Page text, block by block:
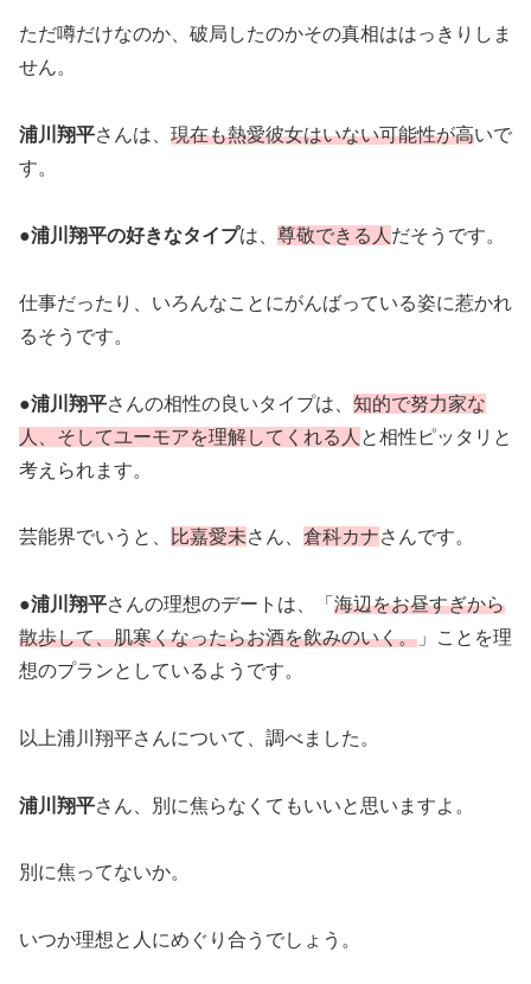
ただ噂だけなのか、破局したのかその真相ははっきりしま
せん。
浦川翔平さんは、 現在も熱愛彼女はいない可能性が高いで
す。
●浦川翔平の好きなタイプは、 尊敬できる人 だそうです。
仕事だったり、いろんなことにがんばっている姿に惹かれ
るそうです。
●浦川翔平さんの相性の良いタイプは、 知的で努力家な
人、そしてユーモアを理解してくれる人 と相性ピッタリと
考えられます。
芸能界でいうと、 比嘉愛未さん、 倉科カナさんです。
●浦川翔平さんの理想のデートは、「 海辺をお昼すぎから
散歩して、肌寒くなったらお酒を飲みのいく。 」ことを理
想のプランとしているようです。
以上浦川翔平さんについて、調べました。
浦川翔平さん、別に焦らなくてもいいと思いますよ。
別に焦ってないか。
いつか理想と人にめぐり合うでしょう。